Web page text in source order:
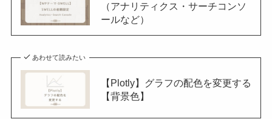
（アナリティクス・サーチコンソ
ールなど）
あわせて読みたい
【Plotly】グラフの配色を変更する
【背景色】